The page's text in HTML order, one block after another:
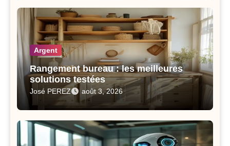
Argent
Rangement bureau : les meilleures
solutions testées
José PEREZ août 3, 2026